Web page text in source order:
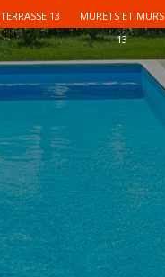
TERRASSE 13
MURETS ET MURS
13